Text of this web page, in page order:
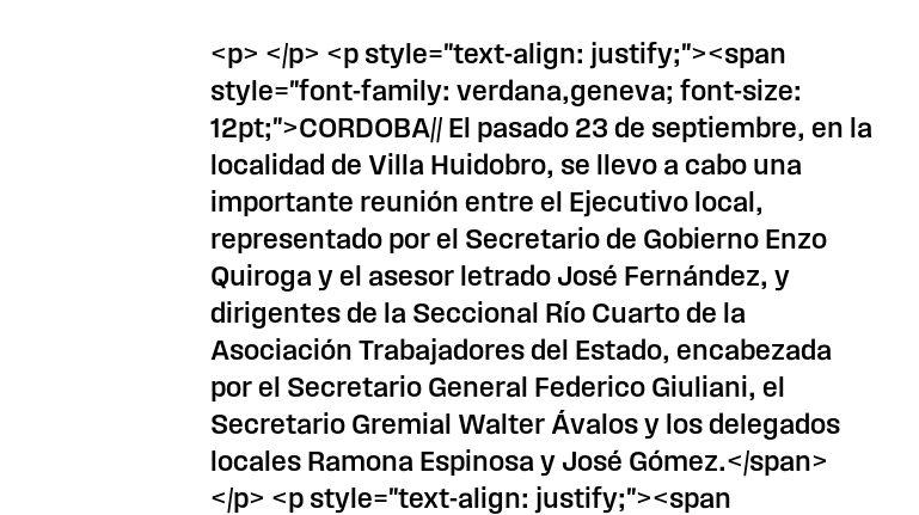
<p> </p> <p style="text-align: justify;"><span
style="font-family: verdana,geneva; font-size:
12pt;">CORDOBA// El pasado 23 de septiembre, en la
localidad de Villa Huidobro, se llevo a cabo una
importante reunión entre el Ejecutivo local,
representado por el Secretario de Gobierno Enzo
Quiroga y el asesor letrado José Fernández, y
dirigentes de la Seccional Río Cuarto de la
Asociación Trabajadores del Estado, encabezada
por el Secretario General Federico Giuliani, el
Secretario Gremial Walter Ávalos y los delegados
locales Ramona Espinosa y José Gómez.</span>
</p> <p style="text-align: justify;"><span